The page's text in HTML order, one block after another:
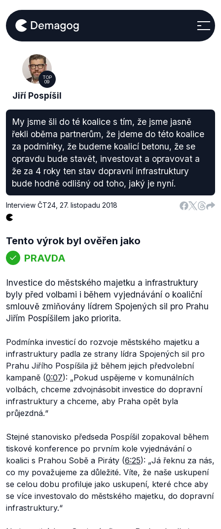
TOP
09
Jiří Pospíšil
My jsme šli do té koalice s tím, že jsme jasně
řekli oběma partnerům, že jdeme do této koalice
za podmínky, že budeme koalicí betonu, že se
opravdu bude stavět, investovat a opravovat a
že za 4 roky ten stav dopravní infrastruktury
bude hodně odlišný od toho, jaký je nyní.
Interview ČT24 27. listopadu 2018
Tento výrok byl ověřen jako
PRAVDA
Investice do městského majetku a infrastruktury
byly před volbami i během vyjednávání o koaliční
smlouvě zmiňovány lídrem Spojených sil pro Prahu
Jiřím Pospíšilem jako priorita.
Podmínka investicí do rozvoje městského majetku a
infrastruktury padla ze strany lídra Spojených sil pro
Prahu Jiřího Pospíšila již během jejich předvolební
kampaně (0:07): „Pokud uspějeme v komunálních
volbách, chceme zdvojnásobit investice do dopravní
infrastruktury a chceme, aby Praha opět byla
průjezdná.“
Stejné stanovisko předseda Pospíšil zopakoval během
tiskové konference po prvním kole vyjednávání o
koalici s Prahou Sobě a Piráty (6:25): „Já řeknu za nás,
co my považujeme za důležité. Víte, že naše uskupení
se celou dobu profiluje jako uskupení, které chce aby
se více investovalo do městského majetku, do dopravní
infrastruktury.“